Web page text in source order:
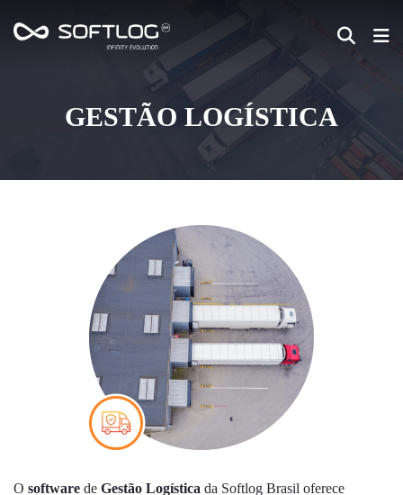
GESTÃO LOGÍSTICA
O software de Gestão Logística da Softlog Brasil oferece